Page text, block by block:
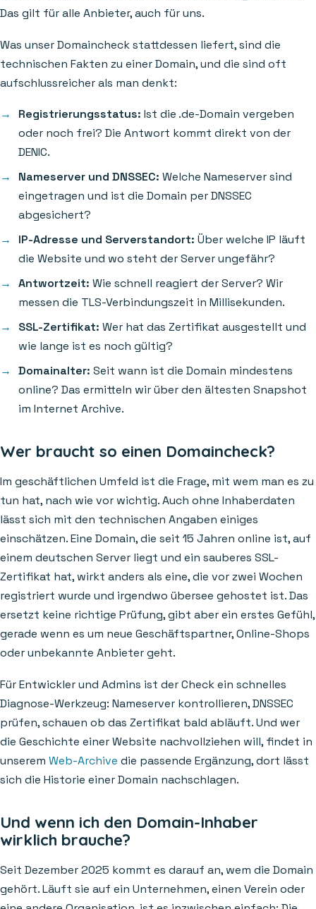
Das gilt für alle Anbieter, auch für uns.
Was unser Domaincheck stattdessen liefert, sind die
technischen Fakten zu einer Domain, und die sind oft
aufschlussreicher als man denkt:
Registrierungsstatus: Ist die .de-Domain vergeben
oder noch frei? Die Antwort kommt direkt von der
DENIC.
Nameserver und DNSSEC: Welche Nameserver sind
eingetragen und ist die Domain per DNSSEC
abgesichert?
IP-Adresse und Serverstandort: Über welche IP läuft
die Website und wo steht der Server ungefähr?
Antwortzeit: Wie schnell reagiert der Server? Wir
messen die TLS-Verbindungszeit in Millisekunden.
SSL-Zertifikat: Wer hat das Zertifikat ausgestellt und
wie lange ist es noch gültig?
Domainalter: Seit wann ist die Domain mindestens
online? Das ermitteln wir über den ältesten Snapshot
im Internet Archive.
Wer braucht so einen Domaincheck?
Im geschäftlichen Umfeld ist die Frage, mit wem man es zu
tun hat, nach wie vor wichtig. Auch ohne Inhaberdaten
lässt sich mit den technischen Angaben einiges
einschätzen. Eine Domain, die seit 15 Jahren online ist, auf
einem deutschen Server liegt und ein sauberes SSL-
Zertifikat hat, wirkt anders als eine, die vor zwei Wochen
registriert wurde und irgendwo übersee gehostet ist. Das
ersetzt keine richtige Prüfung, gibt aber ein erstes Gefühl,
gerade wenn es um neue Geschäftspartner, Online-Shops
oder unbekannte Anbieter geht.
Für Entwickler und Admins ist der Check ein schnelles
Diagnose-Werkzeug: Nameserver kontrollieren, DNSSEC
prüfen, schauen ob das Zertifikat bald abläuft. Und wer
die Geschichte einer Website nachvollziehen will, findet in
unserem Web-Archive die passende Ergänzung, dort lässt
sich die Historie einer Domain nachschlagen.
Und wenn ich den Domain-Inhaber
wirklich brauche?
Seit Dezember 2025 kommt es darauf an, wem die Domain
gehört. Läuft sie auf ein Unternehmen, einen Verein oder